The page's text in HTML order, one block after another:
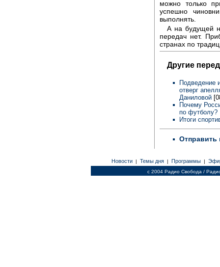
можно только
успешно
выполнять.
А на будущей
передач нет.
странах по
Другие
Подведение
отверг
Даниловой
Почему
по футболу?
Итоги
Отправить
Новости | Темы дня | Программы |
c 2004 Радио Свобода /